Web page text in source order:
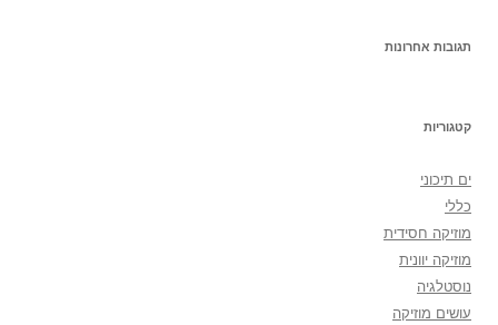
תגובות אחרונות
קטגוריות
ים תיכוני
כללי
מוזיקה חסידית
מוזיקה יוונית
נוסטלגיה
עושים מוזיקה